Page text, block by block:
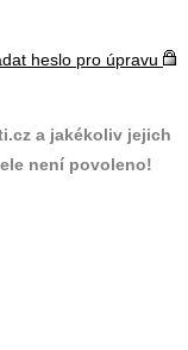
heslo pro úpravu
a jakékoliv jejich
není povoleno!